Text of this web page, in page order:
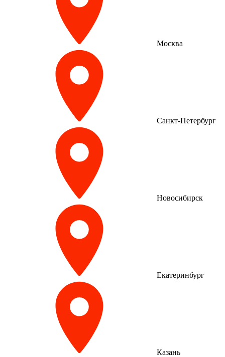
Москва
Санкт-Петербург
Новосибирск
Екатеринбург
Казань